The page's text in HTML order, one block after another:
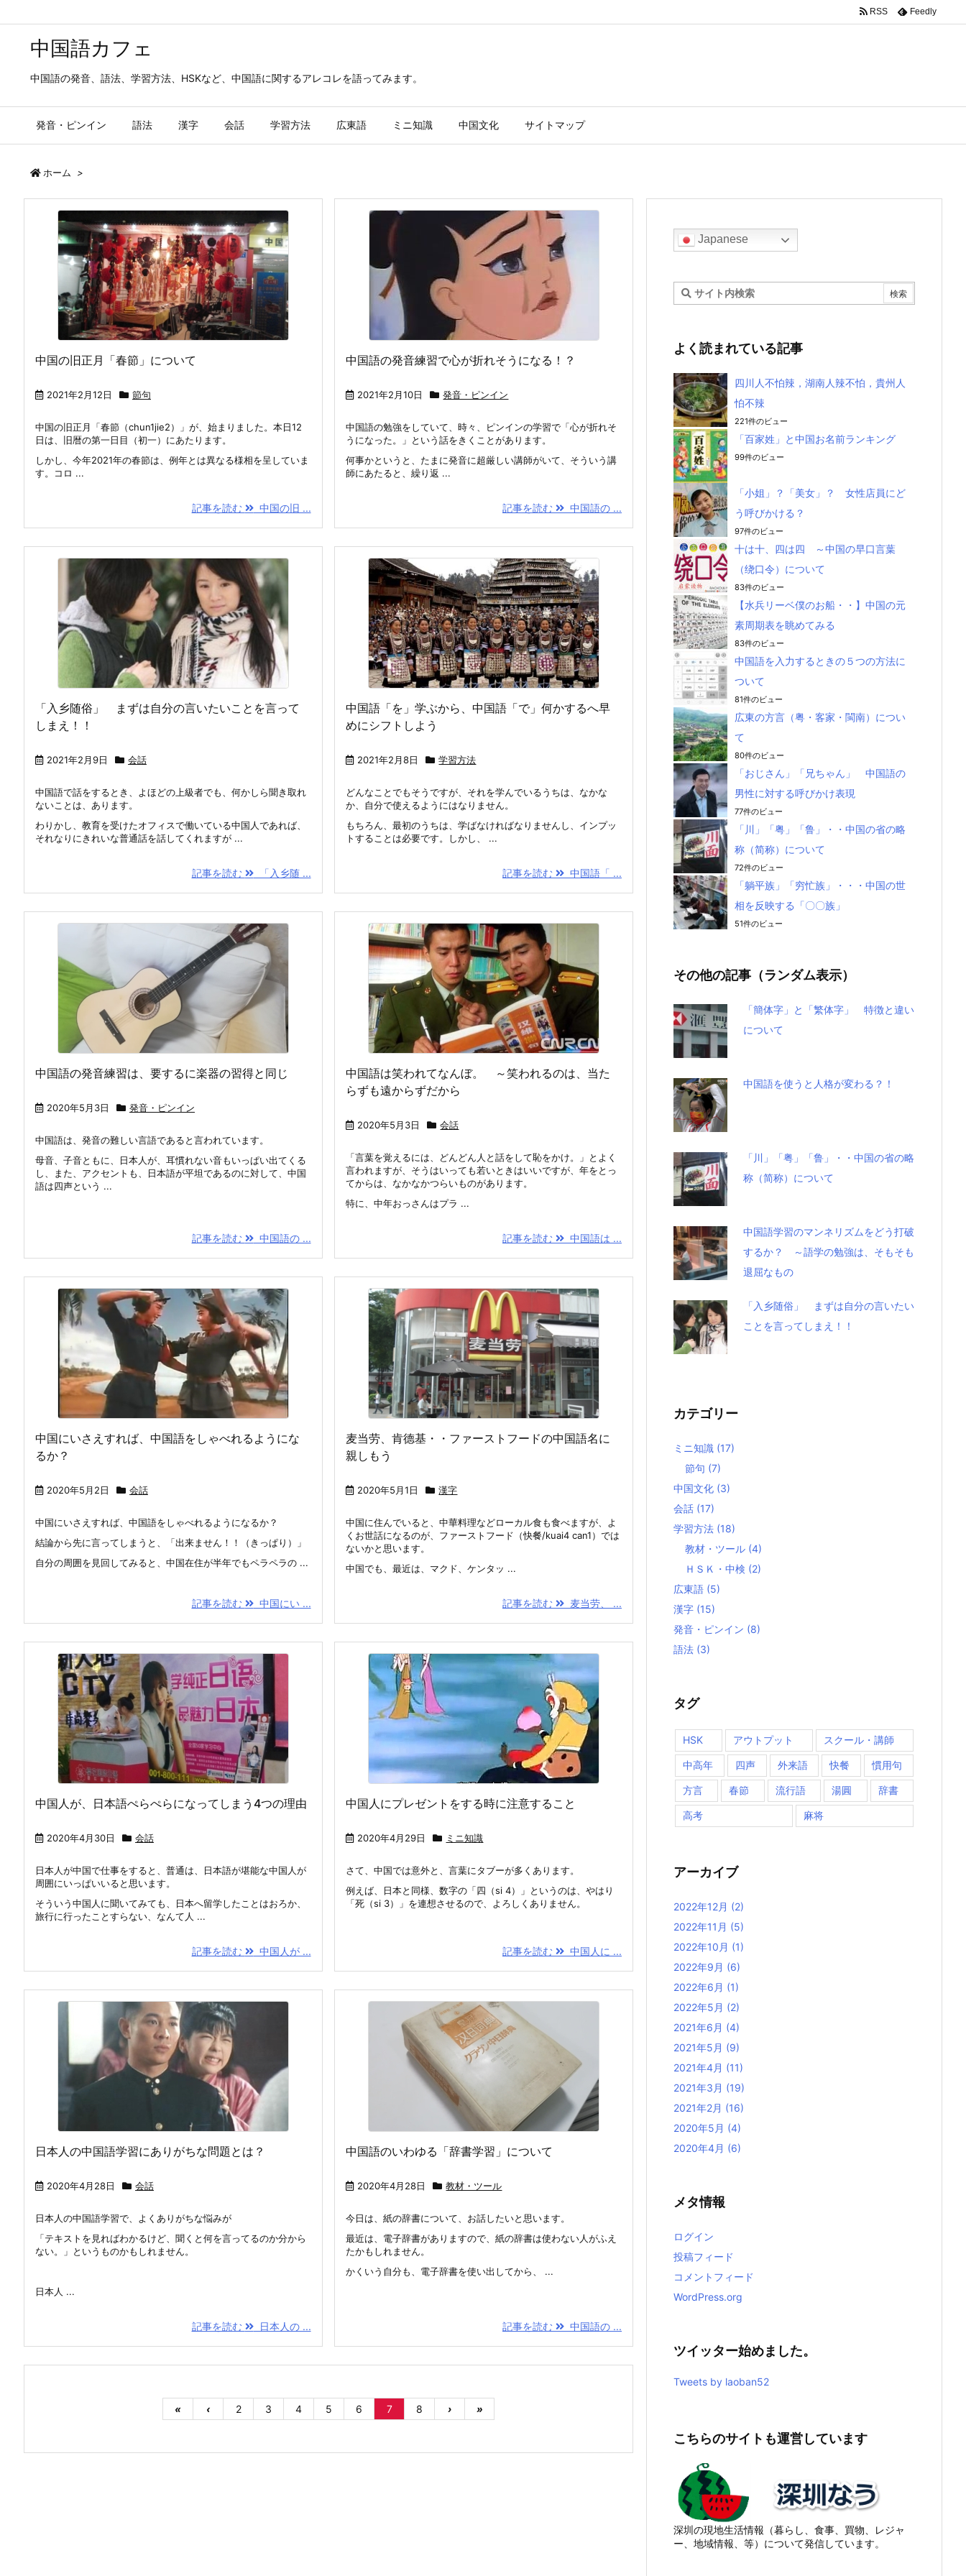
中国語カフェ
中国語の発音、語法、学習方法、HSKなど、中国語に関するアレコレを語ってみます。
発音・ピンイン 語法 漢字 会話 学習方法 広東語 ミニ知識 中国文化 サイトマップ
RSS Feedly
ホーム >
中国の旧正月「春節」について
2021年2月12日 節句
中国の旧正月「春節（chun1jie2）」が、始まりました。本日12
日は、旧暦の第一日目（初一）にあたります。
しかし、今年2021年の春節は、例年とは異なる様相を呈していま
す。コロ ...
記事を読む 中国の旧 ...
中国語の発音練習で心が折れそうになる！？
2021年2月10日 発音・ピンイン
中国語の勉強をしていて、時々、ピンインの学習で「心が折れそ
うになった。」という話をきくことがあります。
何事かというと、たまに発音に超厳しい講師がいて、そういう講
師にあたると、繰り返 ...
記事を読む 中国語の ...
「入乡随俗」 まずは自分の言いたいことを言って
しまえ！！
2021年2月9日 会話
中国語で話をするとき、よほどの上級者でも、何かしら聞き取れ
ないことは、あります。
わりかし、教育を受けたオフィスで働いている中国人であれば、
それなりにきれいな普通話を話してくれますが ...
記事を読む 「入乡随 ...
中国語「を」学ぶから、中国語「で」何かするへ早
めにシフトしよう
2021年2月8日 学習方法
どんなことでもそうですが、それを学んでいるうちは、なかな
か、自分で使えるようにはなりません。
もちろん、最初のうちは、学ばなければなりませんし、インプッ
トすることは必要です。しかし、 ...
記事を読む 中国語「 ...
中国語の発音練習は、要するに楽器の習得と同じ
2020年5月3日 発音・ピンイン
中国語は、発音の難しい言語であると言われています。
母音、子音ともに、日本人が、耳慣れない音もいっぱい出てくる
し、また、アクセントも、日本語が平坦であるのに対して、中国
語は四声という ...
記事を読む 中国語の ...
中国語は笑われてなんぼ。 ～笑われるのは、当た
らずも遠からずだから
2020年5月3日 会話
「言葉を覚えるには、どんどん人と話をして恥をかけ。」とよく
言われますが、そうはいっても若いときはいいですが、年をとっ
てからは、なかなかつらいものがあります。
特に、中年おっさんはプラ ...
記事を読む 中国語は ...
中国にいさえすれば、中国語をしゃべれるようにな
るか？
2020年5月2日 会話
中国にいさえすれば、中国語をしゃべれるようになるか？
結論から先に言ってしまうと、「出来ません！！（きっぱり）」
自分の周囲を見回してみると、中国在住が半年でもペラペラの ...
記事を読む 中国にい ...
麦当劳、肯德基・・ファーストフードの中国語名に
親しもう
2020年5月1日 漢字
中国に住んでいると、中華料理などローカル食も食べますが、よ
くお世話になるのが、ファーストフード（快餐/kuai4 can1）では
ないかと思います。
中国でも、最近は、マクド、ケンタッ ...
記事を読む 麦当劳、 ...
中国人が、日本語ぺらぺらになってしまう4つの理由
2020年4月30日 会話
日本人が中国で仕事をすると、普通は、日本語が堪能な中国人が
周囲にいっぱいいると思います。
そういう中国人に聞いてみても、日本へ留学したことはおろか、
旅行に行ったことすらない、なんて人 ...
記事を読む 中国人が ...
中国人にプレゼントをする時に注意すること
2020年4月29日 ミニ知識
さて、中国では意外と、言葉にタブーが多くあります。
例えば、日本と同様、数字の「四（si 4）」というのは、やはり
「死（si 3）」を連想させるので、よろしくありません。
記事を読む 中国人に ...
日本人の中国語学習にありがちな問題とは？
2020年4月28日 会話
日本人の中国語学習で、よくありがちな悩みが
「テキストを見ればわかるけど、聞くと何を言ってるのか分から
ない。」というものかもしれません。
日本人 ...
記事を読む 日本人の ...
中国語のいわゆる「辞書学習」について
2020年4月28日 教材・ツール
今日は、紙の辞書について、お話したいと思います。
最近は、電子辞書がありますので、紙の辞書は使わない人がふえ
たかもしれません。
かくいう自分も、電子辞書を使い出してから、 ...
記事を読む 中国語の ...
« ‹ 2 3 4 5 6 7 8 › »
Japanese
よく読まれている記事
四川人不怕辣，湖南人辣不怕，貴州人
怕不辣
221件のビュー
「百家姓」と中国お名前ランキング
99件のビュー
「小姐」？「美女」？ 女性店員にど
う呼びかける？
97件のビュー
十は十、四は四 ～中国の早口言葉
（绕口令）について
83件のビュー
【水兵リーベ僕のお船・・】中国の元
素周期表を眺めてみる
83件のビュー
中国語を入力するときの５つの方法に
ついて
81件のビュー
広東の方言（粤・客家・閩南）につい
て
80件のビュー
「おじさん」「兄ちゃん」 中国語の
男性に対する呼びかけ表現
77件のビュー
「川」「粤」「鲁」・・中国の省の略
称（简称）について
72件のビュー
「躺平族」「穷忙族」・・・中国の世
相を反映する「〇〇族」
51件のビュー
その他の記事（ランダム表示）
「簡体字」と「繁体字」 特徴と違い
について
中国語を使うと人格が変わる？！
「川」「粤」「鲁」・・中国の省の略
称（简称）について
中国語学習のマンネリズムをどう打破
するか？ ～語学の勉強は、そもそも
退屈なもの
「入乡随俗」 まずは自分の言いたい
ことを言ってしまえ！！
カテゴリー
ミニ知識 (17)
節句 (7)
中国文化 (3)
会話 (17)
学習方法 (18)
教材・ツール (4)
ＨＳＫ・中検 (2)
広東語 (5)
漢字 (15)
発音・ピンイン (8)
語法 (3)
タグ
HSK アウトプット スクール・講師
中高年 四声 外来語 快餐 慣用句
方言 春節 流行語 湯圓 辞書
高考 麻将
アーカイブ
2022年12月 (2)
2022年11月 (5)
2022年10月 (1)
2022年9月 (6)
2022年6月 (1)
2022年5月 (2)
2021年6月 (4)
2021年5月 (9)
2021年4月 (11)
2021年3月 (19)
2021年2月 (16)
2020年5月 (4)
2020年4月 (6)
メタ情報
ログイン
投稿フィード
コメントフィード
WordPress.org
ツイッター始めました。
Tweets by laoban52
こちらのサイトも運営しています
深圳の現地生活情報（暮らし、食事、買物、レジャ
ー、地域情報、等）について発信しています。